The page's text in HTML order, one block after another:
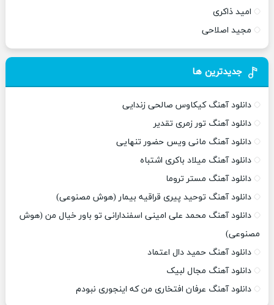
امید ذاکری
مجید اصلاحی
جدیدترین ها
دانلود آهنگ کیکاوس صالحی زندایی
دانلود آهنگ تور زمری تقدیر
دانلود آهنگ مانی ویس حضور تنهایی
دانلود آهنگ میلاد باکری اشتباه
دانلود آهنگ مستر تروما
دانلود آهنگ توحید پیری قراقیه بیمار (هوش مصنوعی)
دانلود آهنگ محمد علی امینی اسفندارانی تو باور خیال من (هوش
مصنوعی)
دانلود آهنگ حمید دال اعتماد
دانلود آهنگ مجال لبیک
دانلود آهنگ عرفان افتخاری من که اینجوری نبودم